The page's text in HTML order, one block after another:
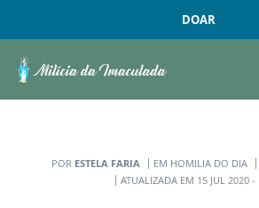
DOAR
POR ESTELA FARIA EM HOMILIA DO DIA
ATUALIZADA EM 15 JUL 2020 -